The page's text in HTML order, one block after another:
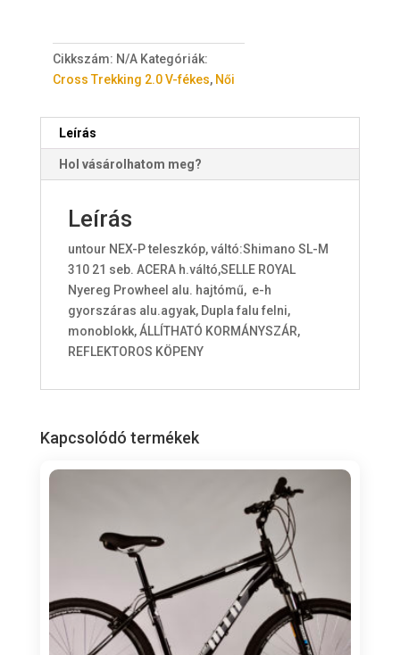
e
m
s
Y
o
u
F
Cikkszám: N/A Kategóriák:
Cross Trekking 2.0 V-fékes, Női
Leírás
Hol vásárolhatom meg?
Leírás
untour NEX-P teleszkóp, váltó:Shimano SL-M
310 21 seb. ACERA h.váltó,SELLE ROYAL
Nyereg Prowheel alu. hajtómű, e-h
gyorszáras alu.agyak, Dupla falu felni,
monoblokk, ÁLLÍTHATÓ KORMÁNYSZÁR,
REFLEKTOROS KÖPENY
Kapcsolódó termékek